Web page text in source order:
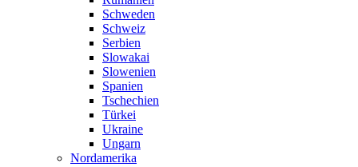
Schweden
Schweiz
Serbien
Slowakai
Slowenien
Spanien
Tschechien
Türkei
Ukraine
Ungarn
Nordamerika